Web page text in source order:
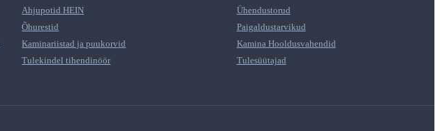
Ahjupotid HEIN
Ühendustorud
Õhurestid
Paigaldustarvikud
Kaminariistad ja puukorvid
Kamina Hooldusvahendid
Tulekindel tihendinöör
Tulesüütajad